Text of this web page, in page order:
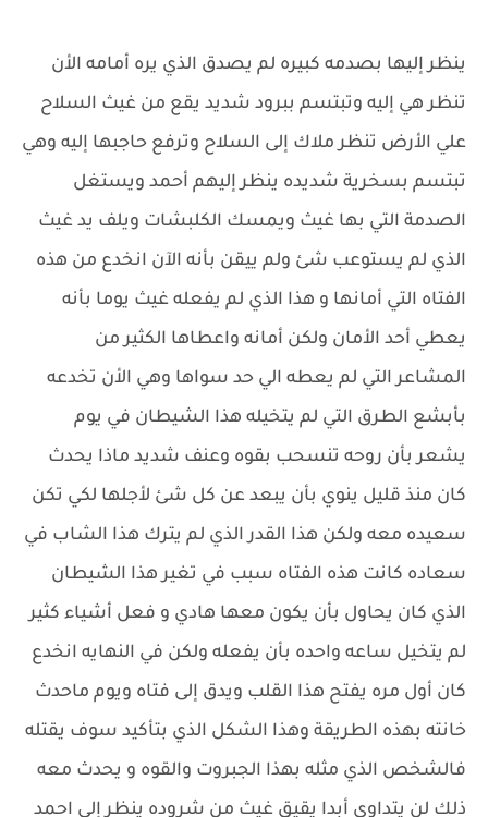
ينظر إليها بصدمه كبيره لم يصدق الذي يره أمامه الأن
تنظر هي إليه وتبتسم ببرود شديد يقع من غيث السلاح
علي الأرض تنظر ملاك إلى السلاح وترفع حاجبها إليه وهي
تبتسم بسخرية شديده ينظر إليهم أحمد ويستغل
الصدمة التي بها غيث ويمسك الكلبشات ويلف يد غيث
الذي لم يستوعب شئ ولم ييقن بأنه الآن انخدع من هذه
الفتاه التي أمانها و هذا الذي لم يفعله غيث يوما بأنه
يعطي أحد الأمان ولكن أمانه واعطاها الكثير من
المشاعر التي لم يعطه الي حد سواها وهي الأن تخدعه
بأبشع الطرق التي لم يتخيله هذا الشيطان في يوم
يشعر بأن روحه تنسحب بقوه وعنف شديد ماذا يحدث
كان منذ قليل ينوي بأن يبعد عن كل شئ لأجلها لكي تكن
سعيده معه ولكن هذا القدر الذي لم يترك هذا الشاب في
سعاده كانت هذه الفتاه سبب في تغير هذا الشيطان
الذي كان يحاول بأن يكون معها هادي و فعل أشياء كثير
لم يتخيل ساعه واحده بأن يفعله ولكن في النهايه انخدع
كان أول مره يفتح هذا القلب ويدق إلى فتاه ويوم ماحدث
خانته بهذه الطريقة وهذا الشكل الذي بتأكيد سوف يقتله
فالشخص الذي مثله بهذا الجبروت والقوه و يحدث معه
ذلك لن يتداوى أبدا يقيق غيث من شروده ينظر إلى احمد